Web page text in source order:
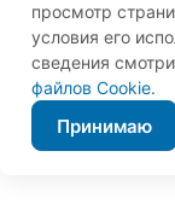
© 2026 ООО
Правовая
просмотр
условия его
сведения
файлов Cookie.
Принимаю